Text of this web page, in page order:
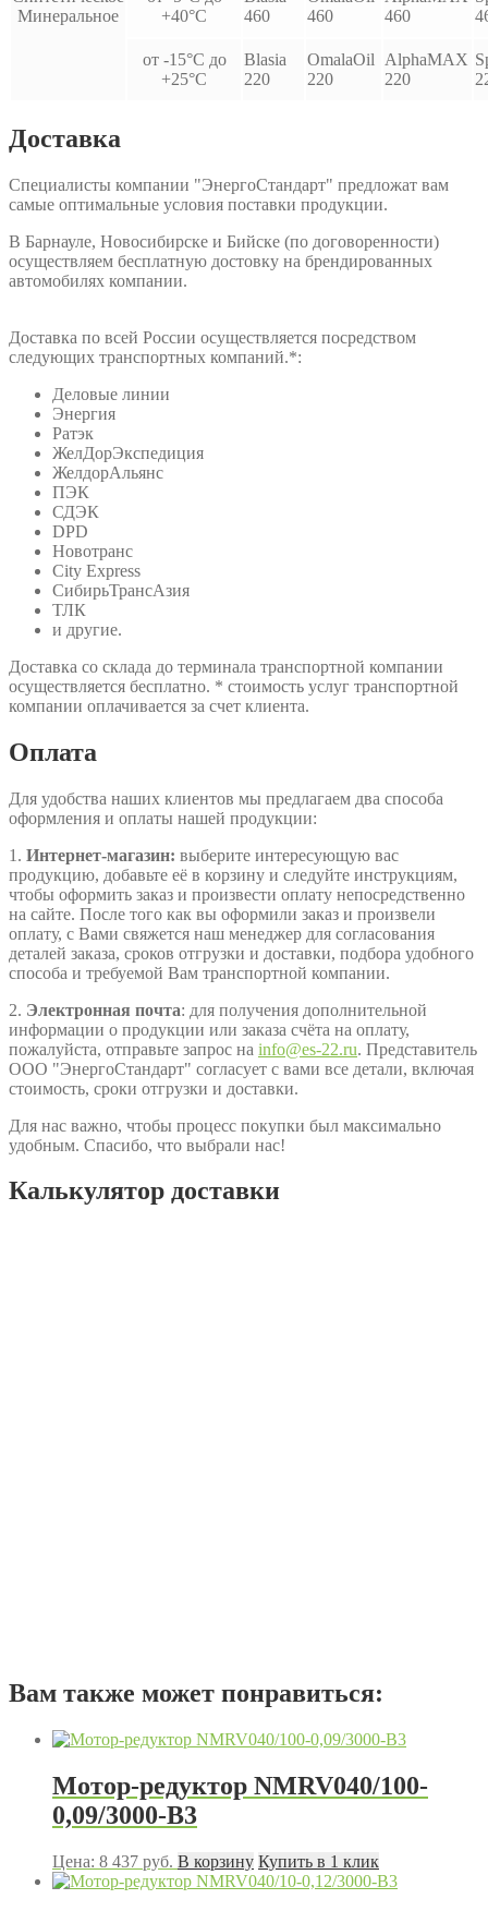
Минеральное
+40°С
460
460
460
от -15°С до
+25°С
Blasia
220
OmalaOil
220
AlphaMAX
220
Доставка
Специалисты компании "ЭнергоСтандарт" предложат вам
самые оптимальные условия поставки продукции.
В Барнауле, Новосибирске и Бийске (по договоренности)
осуществляем бесплатную достовку на брендированных
автомобилях компании.
Доставка по всей России осуществляется посредством
следующих транспортных компаний.*:
Деловые линии
Энергия
Ратэк
ЖелДорЭкспедиция
ЖелдорАльянс
ПЭК
СДЭК
DPD
Новотранс
City Express
СибирьТрансАзия
ТЛК
и другие.
Доставка со склада до терминала транспортной компании
осуществляется бесплатно. * стоимость услуг транспортной
компании оплачивается за счет клиента.
Оплата
Для удобства наших клиентов мы предлагаем два способа
оформления и оплаты нашей продукции:
1. Интернет-магазин: выберите интересующую вас
продукцию, добавьте её в корзину и следуйте инструкциям,
чтобы оформить заказ и произвести оплату непосредственно
на сайте. После того как вы оформили заказ и произвели
оплату, с Вами свяжется наш менеджер для согласования
деталей заказа, сроков отгрузки и доставки, подбора удобного
способа и требуемой Вам транспортной компании.
2. Электронная почта: для получения дополнительной
информации о продукции или заказа счёта на оплату,
пожалуйста, отправьте запрос на info@es-22.ru. Представитель
ООО "ЭнергоСтандарт" согласует с вами все детали, включая
стоимость, сроки отгрузки и доставки.
Для нас важно, чтобы процесс покупки был максимально
удобным. Спасибо, что выбрали нас!
Калькулятор доставки
Вам также может понравиться:
Мотор-редуктор NMRV040/100-
0,09/3000-B3
Цена: 8 437 руб. В корзину Купить в 1 клик